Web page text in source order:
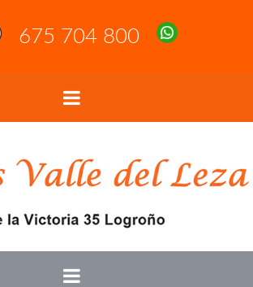
675 704 800